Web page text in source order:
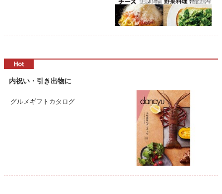
内祝い・引き出物に
グルメギフトカタログ